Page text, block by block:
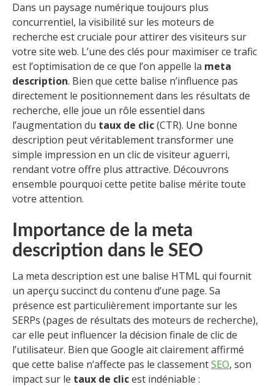
Dans un paysage numérique toujours plus
concurrentiel, la visibilité sur les moteurs de
recherche est cruciale pour attirer des visiteurs sur
votre site web. L’une des clés pour maximiser ce trafic
est l’optimisation de ce que l’on appelle la meta
description. Bien que cette balise n’influence pas
directement le positionnement dans les résultats de
recherche, elle joue un rôle essentiel dans
l’augmentation du taux de clic(CTR). Une bonne
description peut véritablement transformer une
simple impression en un clic de visiteur aguerri,
rendant votre offre plus attractive. Découvrons
ensemble pourquoi cette petite balise mérite toute
votre attention.
Importance de la meta
description dans le SEO
La meta description est une balise HTML qui fournit
un aperçu succinct du contenu d’une page. Sa
présence est particulièrement importante sur les
SERPs (pages de résultats des moteurs de recherche),
car elle peut influencer la décision finale de clic de
l’utilisateur. Bien que Google ait clairement affirmé
que cette balise n’affecte pas le classementSEO, son
impact sur le taux de clicest indéniable :